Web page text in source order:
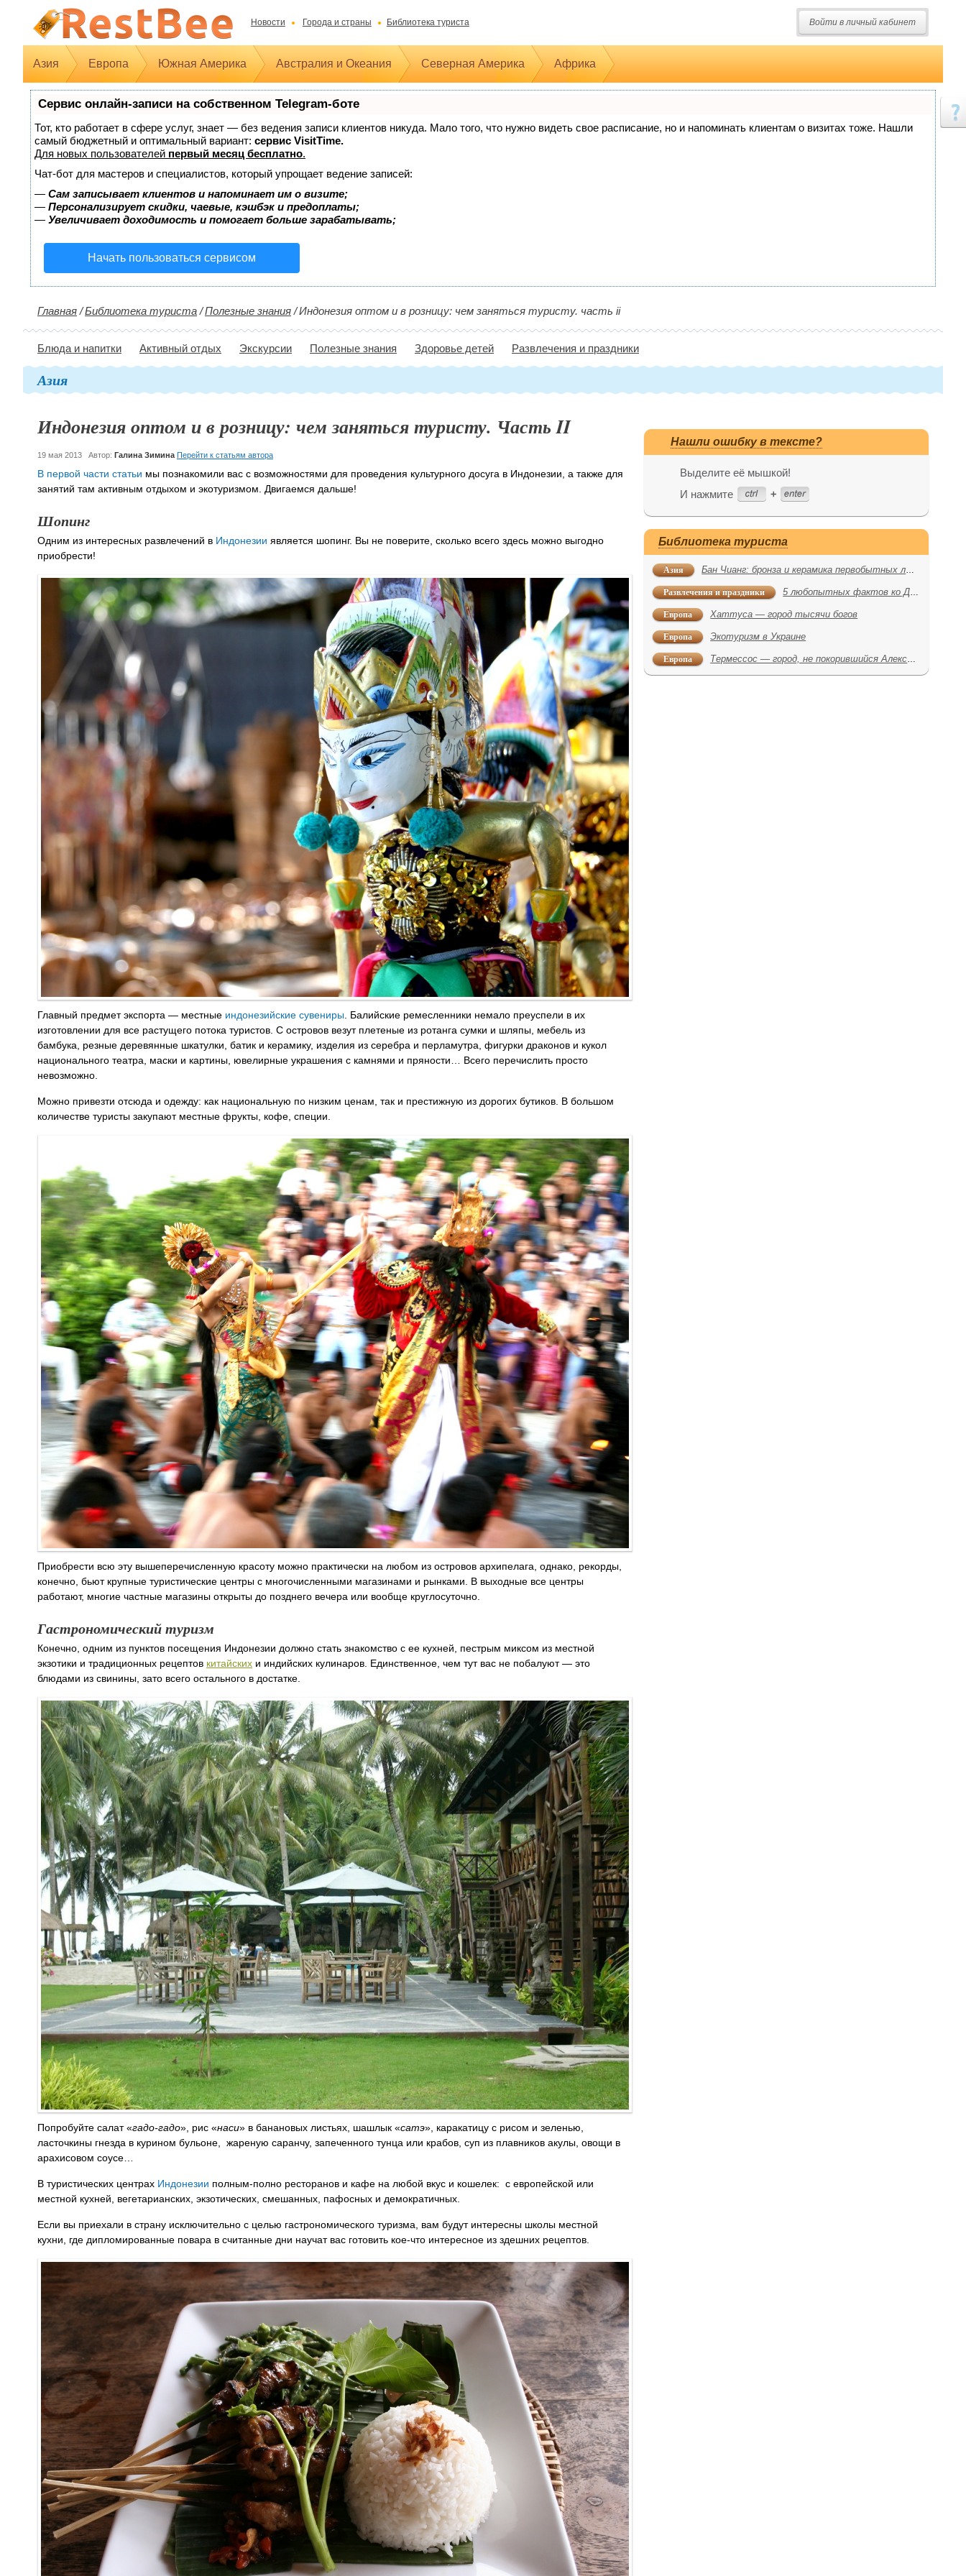
Новости Города и страны Библиотека туриста Войти в личный кабинет
Азия Европа Южная Америка Австралия и Океания Северная Америка Африка
Сервис онлайн-записи на собственном Telegram-боте
Тот, кто работает в сфере услуг, знает — без ведения записи клиентов никуда. Мало того, что нужно видеть свое расписание, но и напоминать клиентам о визитах тоже. Нашли
самый бюджетный и оптимальный вариант: сервис VisitTime.
Для новых пользователей первый месяц бесплатно.
Чат-бот для мастеров и специалистов, который упрощает ведение записей:
— Сам записывает клиентов и напоминает им о визите;
— Персонализирует скидки, чаевые, кэшбэк и предоплаты;
— Увеличивает доходимость и помогает больше зарабатывать;
Начать пользоваться сервисом
Главная /Библиотека туриста /Полезные знания /Индонезия оптом и в розницу: чем заняться туристу. часть ii
Блюда и напитки Активный отдых Экскурсии Полезные знания Здоровье детей Развлечения и праздники
Азия
Индонезия оптом и в розницу: чем заняться туристу. Часть II
19 мая 2013 Автор: Галина Зимина Перейти к статьям автора
В первой части статьи мы познакомили вас с возможностями для проведения культурного досуга в Индонезии, а также для
занятий там активным отдыхом и экотуризмом. Двигаемся дальше!
Шопинг
Одним из интересных развлечений в Индонезии является шопинг. Вы не поверите, сколько всего здесь можно выгодно
приобрести!
Главный предмет экспорта — местные индонезийские сувениры. Балийские ремесленники немало преуспели в их
изготовлении для все растущего потока туристов. С островов везут плетеные из ротанга сумки и шляпы, мебель из
бамбука, резные деревянные шкатулки, батик и керамику, изделия из серебра и перламутра, фигурки драконов и кукол
национального театра, маски и картины, ювелирные украшения с камнями и пряности… Всего перечислить просто
невозможно.
Можно привезти отсюда и одежду: как национальную по низким ценам, так и престижную из дорогих бутиков. В большом
количестве туристы закупают местные фрукты, кофе, специи.
Приобрести всю эту вышеперечисленную красоту можно практически на любом из островов архипелага, однако, рекорды,
конечно, бьют крупные туристические центры с многочисленными магазинами и рынками. В выходные все центры
работают, многие частные магазины открыты до позднего вечера или вообще круглосуточно.
Гастрономический туризм
Конечно, одним из пунктов посещения Индонезии должно стать знакомство с ее кухней, пестрым миксом из местной
экзотики и традиционных рецептов китайских и индийских кулинаров. Единственное, чем тут вас не побалуют — это
блюдами из свинины, зато всего остального в достатке.
Попробуйте салат «гадо-гадо», рис «наси» в банановых листьях, шашлык «сатэ», каракатицу с рисом и зеленью,
ласточкины гнезда в курином бульоне, жареную саранчу, запеченного тунца или крабов, суп из плавников акулы, овощи в
арахисовом соусе…
В туристических центрах Индонезии полным-полно ресторанов и кафе на любой вкус и кошелек: с европейской или
местной кухней, вегетарианских, экзотических, смешанных, пафосных и демократичных.
Если вы приехали в страну исключительно с целью гастрономического туризма, вам будут интересны школы местной
кухни, где дипломированные повара в считанные дни научат вас готовить кое-что интересное из здешних рецептов.
Нашли ошибку в тексте?
Выделите её мышкой!
И нажмите
Библиотека туриста
Азия Бан Чианг: бронза и керамика первобытных людей
Развлечения и праздники 5 любопытных фактов ко Дню подснежника
Европа Хаттуса — город тысячи богов
Европа Экотуризм в Украине
Европа Термессос — город, не покорившийся Александру Македонскому